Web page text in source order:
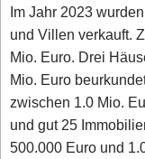
Im Jahr 2023
und Villen verkauft.
Mio. Euro. Drei
Mio. Euro
zwischen 1.0 Mio.
und gut 25
500.000 Euro und